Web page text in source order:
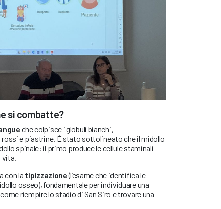
si combatte?
che colpisce i globuli bianchi,
e piastrine. È stato sottolineato che il midollo
spinale: il primo produce le cellule staminali
con la tipizzazione(l’esame che identifica le
osseo), fondamentale per individuare una
riempire lo stadio di San Siro e trovare una